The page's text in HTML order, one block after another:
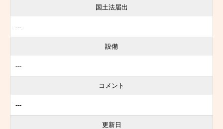
国土法届出
---
設備
---
コメント
---
更新日